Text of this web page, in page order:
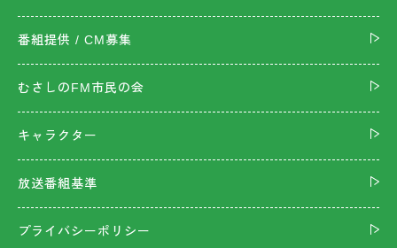
番組提供 / CM募集
むさしのFM市民の会
キャラクター
放送番組基準
プライバシーポリシー